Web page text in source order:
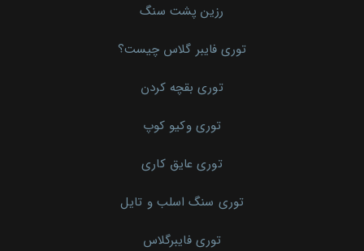
رزین پشت سنگ
توری فایبر گلاس چیست؟
توری بقچه کردن
توری وکیو کوپ
توری عایق کاری
توری سنگ اسلب و تایل
توری فایبرگلاس